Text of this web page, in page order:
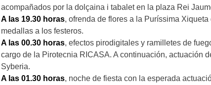
acompañados por la dolçaina i tabalet en la plaza Rei
A las 19.30 horas, ofrenda de flores a la Puríssima
medallas a los festeros.
A las 00.30 horas, efectos pirodigitales y ramilletes de
cargo de la Pirotecnia RICASA. A continuación, actuación
Syberia.
A las 01.30 horas, noche de fiesta con la esperada